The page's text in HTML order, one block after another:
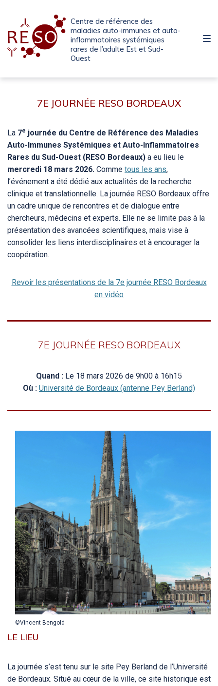
navigation
principale
contenu
pied
de
page
Centre de référence des
maladies auto-immunes et auto-
inflammatoires systémiques
rares de l’adulte Est et Sud-
Ouest
RESO
BORDEAUX
7E JOURNÉE RESO BORDEAUX
La 7e journée du Centre de Référence des Maladies
Auto-Immunes Systémiques et Auto-Inflammatoires
Rares du Sud-Ouest (RESO Bordeaux) a eu lieu le
mercredi 18 mars 2026. Comme tous les ans,
l’événement a été dédié aux actualités de la recherche
clinique et translationnelle. La journée RESO Bordeaux offre
un cadre unique de rencontres et de dialogue entre
chercheurs, médecins et experts. Elle ne se limite pas à la
présentation des avancées scientifiques, mais vise à
consolider les liens interdisciplinaires et à encourager la
coopération.
Revoir les présentations de la 7e journée RESO Bordeaux
en vidéo
7E JOURNÉE RESO BORDEAUX
Quand : Le 18 mars 2026 de 9h00 à 16h15
Où : Université de Bordeaux (antenne Pey Berland)
©Vincent Bengold
LE LIEU
La journée s’est tenu sur le site Pey Berland de l’Université
de Bordeaux. Situé au cœur de la ville, ce site historique est